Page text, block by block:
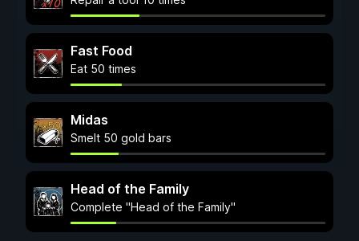
Fast Food
Eat 50 times
Midas
Smelt 50 gold bars
Head of the Family
Complete "Head of the Family"